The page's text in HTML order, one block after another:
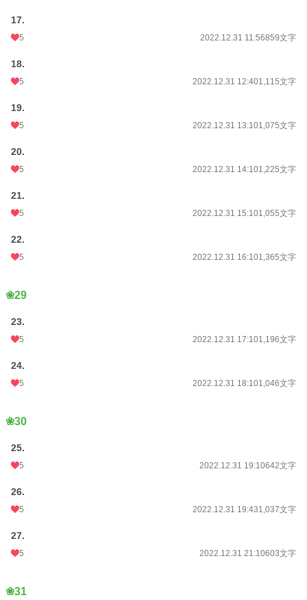
17.
5 2022.12.31 11:56859文字
18.
5 2022.12.31 12:401,115文字
19.
5 2022.12.31 13:101,075文字
20.
5 2022.12.31 14:101,225文字
21.
5 2022.12.31 15:101,055文字
22.
5 2022.12.31 16:101,365文字
❀29
23.
5 2022.12.31 17:101,196文字
24.
5 2022.12.31 18:101,046文字
❀30
25.
5 2022.12.31 19:10642文字
26.
5 2022.12.31 19:431,037文字
27.
5 2022.12.31 21:10603文字
❀31